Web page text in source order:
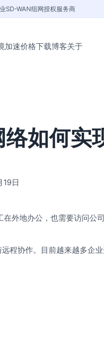
SD-WAN组网授权服务商
加速价格下载博客关于
如何实
日
外地办公，也需要访问公
程协作。目前越来越多企